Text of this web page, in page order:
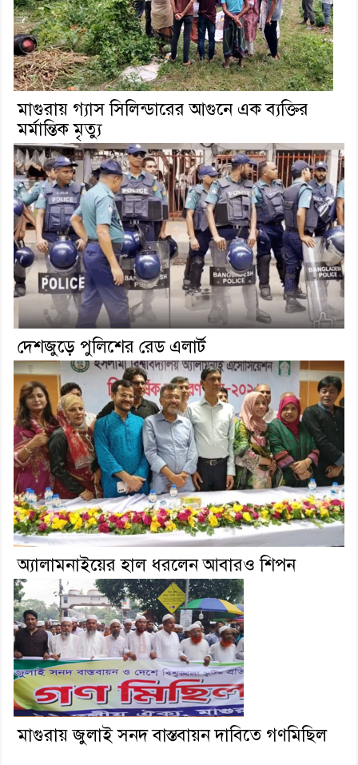
মাগুরায় গ্যাস সিলিন্ডারের আগুনে এক ব্যক্তির
মর্মান্তিক মৃত্যু
দেশজুড়ে পুলিশের রেড এলার্ট
অ্যালামনাইয়ের হাল ধরলেন আবারও শিপন
মাগুরায় জুলাই সনদ বাস্তবায়ন দাবিতে গণমিছিল